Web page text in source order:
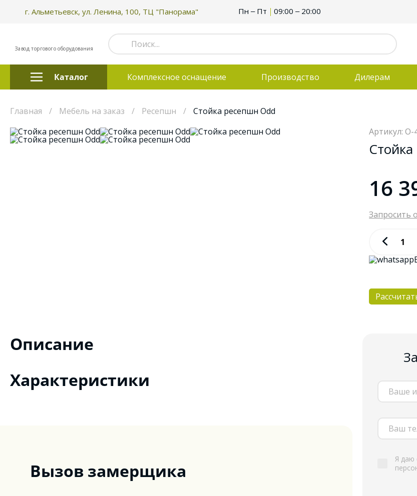
г. Альметьевск, ул. Ленина, 100, ТЦ "Панорама" Пн – Пт 09:00 – 20:00
Завод торгового оборудования
Каталог Комплексное оснащение Производство Дилерам
Главная Мебель на заказ Ресепшн
Стойка ресепшн Odd
Артикул: O-
16
Запросить
Описание
Характеристики
Вызов замерщика
Я даю